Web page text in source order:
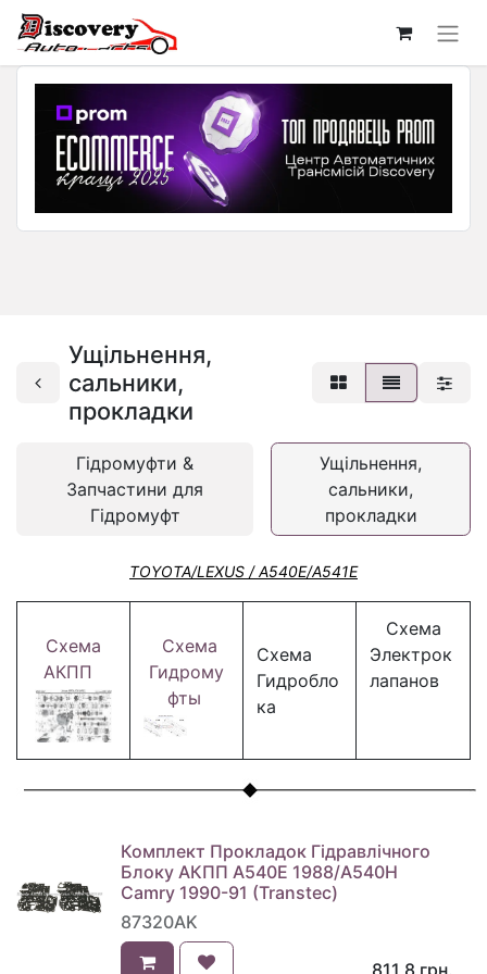
Ущільнення,
сальники,
прокладки
Гідромуфти &
Запчастини для
Гідромуфт
Ущільнення,
сальники,
прокладки
TOYOTA/LEXUS / A540E/A541E
Схема
АКПП
Схема
Гидрому
фты
Схема
Гидробло
ка
Схема
Электрок
лапанов
Комплект Прокладок Гідравлічного
Блоку АКПП A540E 1988/A540H
Camry 1990-91 (Transtec)
87320AK
811,8 грн.